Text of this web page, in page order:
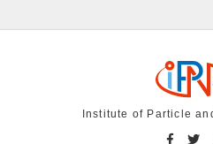
Institute of Particle